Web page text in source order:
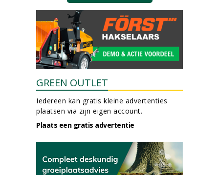
GREEN OUTLET
Iedereen kan gratis kleine advertenties
plaatsen via zijn eigen account.
Plaats een gratis advertentie